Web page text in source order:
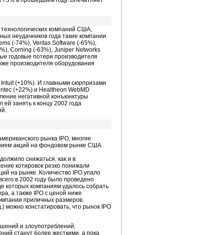
компаний США,
неудачников года такие компании
(-74%), Veritas Software (-65%),
Corning (-63%), Juniper Networks
годовые потери производителя
производителя оборудования
(+10%). И главными сюрпризами
(+22%) и Healtheon WebMD
негативной конъюнктуры
занять к концу 2002 года
рынка IPO, многие
акций на фондовом рынке США
снижаться, как и в
котировок резко понижали
на рынке. Количество IPO упало
в 2002 году было проведено
которых компаниям удалось собрать
а также IPO с ценой ниже
приличных размеров.
можно констатировать, что рынок IPO
и злоупотреблений,
станут более жесткими, а пока